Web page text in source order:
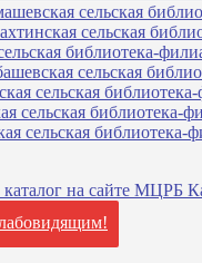
сельская
сельская
библиотека-
сельская
сельская
сельская библиотека-
сельская